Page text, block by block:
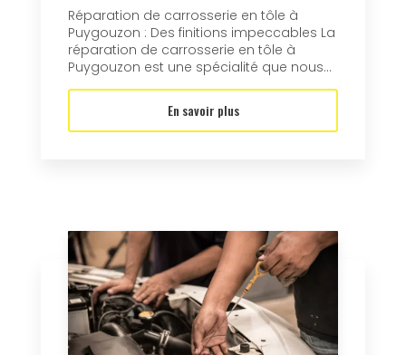
Réparation de carrosserie en tôle à
Puygouzon : Des finitions impeccables La
réparation de carrosserie en tôle à
Puygouzon est une spécialité que nous...
En savoir plus